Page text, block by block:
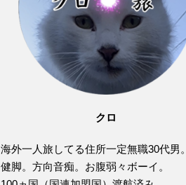
クロ
海外一人旅してる住所一定無職30代男。
健脚。方向音痴。お腹弱々ボーイ。